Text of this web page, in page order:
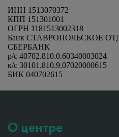
ИНН 1513070372
КПП 151301001
ОГРН 1181513002318
Банк СТАВРОПОЛЬСКОЕ
СБЕРБАНК
р/с 40702.810.0.60340003024
к/с 30101.810.9.07020000615
БИК 040702615
О центре